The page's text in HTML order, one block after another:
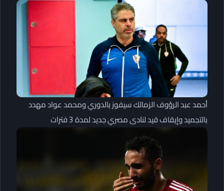
أحمد عبد الرؤوف الزمالك سيفوز بالدوري ومحمد عواد مهدد
بالتجميد وإيقاف قيد لنادى مصري جديد لمدة 3 فترات